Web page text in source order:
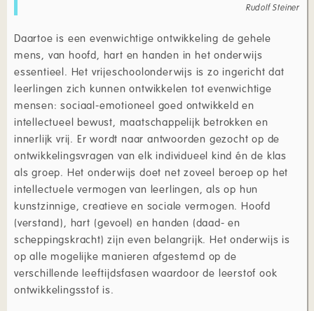
Rudolf Steiner
Daartoe is een evenwichtige ontwikkeling de gehele
mens, van hoofd, hart en handen in het onderwijs
essentieel. Het vrijeschoolonderwijs is zo ingericht dat
leerlingen zich kunnen ontwikkelen tot evenwichtige
mensen: sociaal-emotioneel goed ontwikkeld en
intellectueel bewust, maatschappelijk betrokken en
innerlijk vrij. Er wordt naar antwoorden gezocht op de
ontwikkelingsvragen van elk individueel kind én de klas
als groep. Het onderwijs doet net zoveel beroep op het
intellectuele vermogen van leerlingen, als op hun
kunstzinnige, creatieve en sociale vermogen. Hoofd
(verstand), hart (gevoel) en handen (daad- en
scheppingskracht) zijn even belangrijk. Het onderwijs is
op alle mogelijke manieren afgestemd op de
verschillende leeftijdsfasen waardoor de leerstof ook
ontwikkelingsstof is.